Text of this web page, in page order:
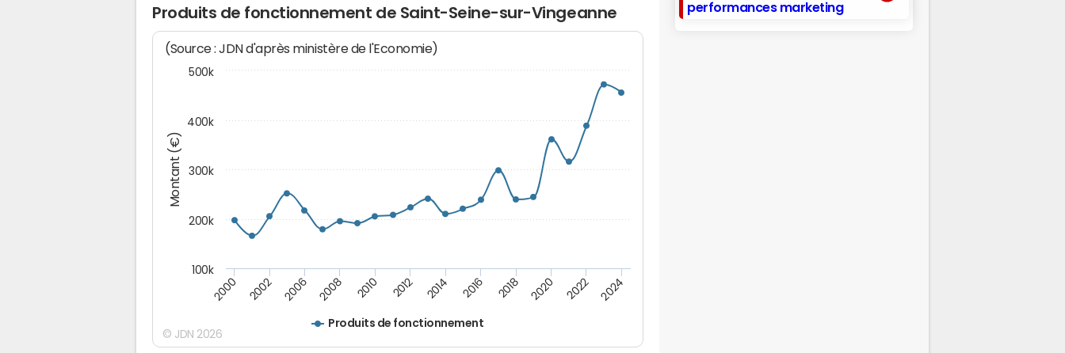
Produits de fonctionnement de Saint-Seine-sur-Vingeanne
Montant (€)
(Source : JDN d'après ministère de l'Economie)
Produits de fonctionnement
2000 2002 2006 2008 2010 2012 2014 2016 2018 2020 2022 2024
100k
200k
300k
400k
500k
© JDN 2026
performances marketing